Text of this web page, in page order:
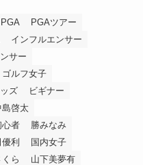
PGA
PGAツアー
インフルエンサー
サー
ゴルフ女子
ズ
ビギナー
島啓太
心者
勝みなみ
利
国内女子
ら
山下美夢有